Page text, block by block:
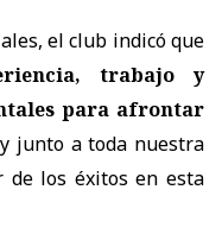
el club indicó que
trabajo y
para afrontar
junto a toda nuestra
de los éxitos en esta